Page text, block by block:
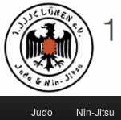
primären
Inhalt
springen1. JJJC
Judo und Ninjitsu
Judo Nin-Jitsu